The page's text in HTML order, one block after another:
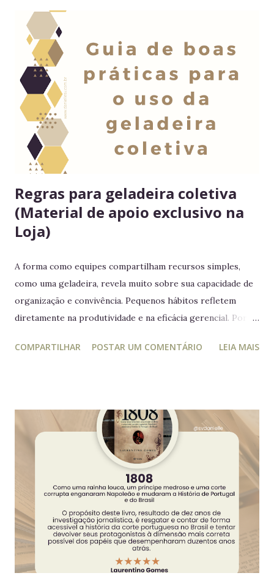
Regras para geladeira coletiva
(Material de apoio exclusivo na
Loja)
A forma como equipes compartilham recursos simples,
como uma geladeira, revela muito sobre sua capacidade de
organização e convivência. Pequenos hábitos refletem
diretamente na produtividade e na eficácia gerencial. Por
da educação estratégica e gerencial : respeito ao espaço
convivência e evita conflitos desnecessários. 2. Organize
seus alimentos em um único espaço Facilita o controle da
validade e mantém a geladeira práticas para todos. 3.
Consuma apenas o que é seu Evita mal-entendidos e
reforça a confiança entre colegas. 4. Derramou algo? Limpe
na hora Higiene imediata garante um ambiente limpo e
agradável para o próximo usuário. 5. Não deixe alimentos
estragarem Escolha um dia fixo da semana para revisar
seus itens e evitar desperdício. 6....
COMPARTILHAR POSTAR UM COMENTÁRIO LEIA MAIS